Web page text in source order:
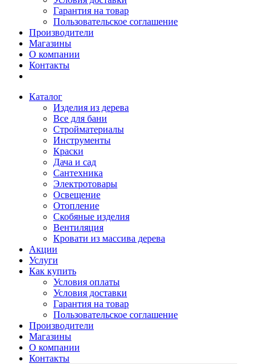
Гарантия на товар
Пользовательское соглашение
Производители
Магазины
О компании
Контакты
Каталог
Изделия из дерева
Все для бани
Стройматериалы
Инструменты
Краски
Дача и сад
Сантехника
Электротовары
Освещение
Отопление
Скобяные изделия
Вентиляция
Кровати из массива дерева
Акции
Услуги
Как купить
Условия оплаты
Условия доставки
Гарантия на товар
Пользовательское соглашение
Производители
Магазины
О компании
Контакты